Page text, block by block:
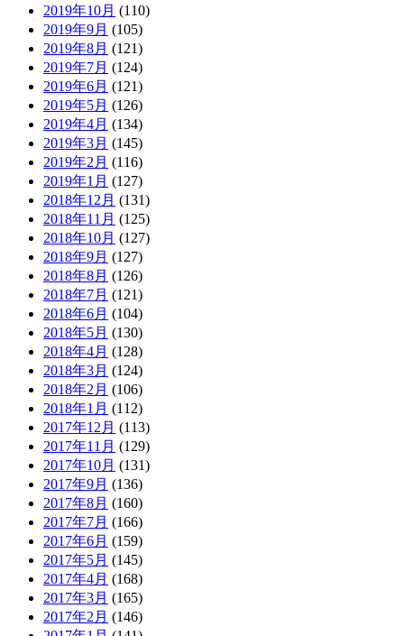
2019年10月 (110)
2019年9月 (105)
2019年8月 (121)
2019年7月 (124)
2019年6月 (121)
2019年5月 (126)
2019年4月 (134)
2019年3月 (145)
2019年2月 (116)
2019年1月 (127)
2018年12月 (131)
2018年11月 (125)
2018年10月 (127)
2018年9月 (127)
2018年8月 (126)
2018年7月 (121)
2018年6月 (104)
2018年5月 (130)
2018年4月 (128)
2018年3月 (124)
2018年2月 (106)
2018年1月 (112)
2017年12月 (113)
2017年11月 (129)
2017年10月 (131)
2017年9月 (136)
2017年8月 (160)
2017年7月 (166)
2017年6月 (159)
2017年5月 (145)
2017年4月 (168)
2017年3月 (165)
2017年2月 (146)